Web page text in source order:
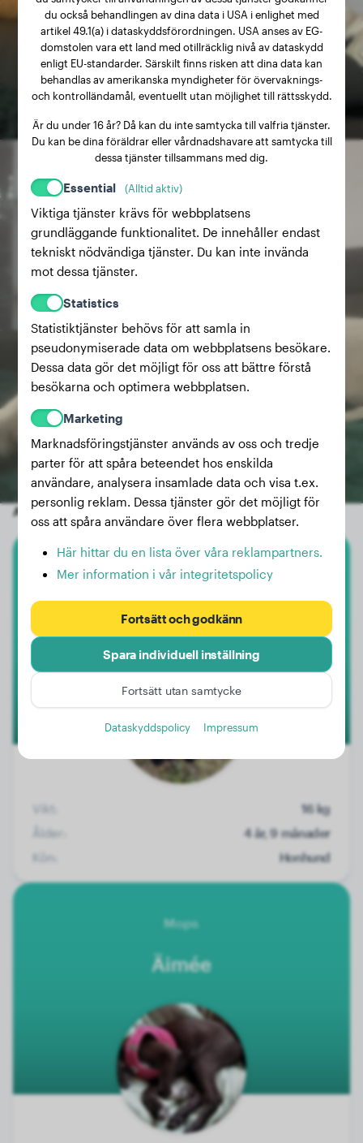
Andra slumpmässiga hundar
Newfoundlandshunden
Chili
Vikt:
16 kg
Ålder:
4 år, 9 månader
Kön:
Honhund
Mops
Äimée
du också behandlingen av dina data i USA i enlighet med
artikel 49.1(a) i dataskyddsförordningen. USA anses av EG-
domstolen vara ett land med otillräcklig nivå av dataskydd
enligt EU-standarder. Särskilt finns risken att dina data kan
behandlas av amerikanska myndigheter för övervaknings-
och kontrolländamål, eventuellt utan möjlighet till rättsskydd.
Är du under 16 år? Då kan du inte samtycka till valfria tjänster.
Du kan be dina föräldrar eller vårdnadshavare att samtycka till
dessa tjänster tillsammans med dig.
Essential (Alltid aktiv)
Viktiga tjänster krävs för webbplatsens
grundläggande funktionalitet. De innehåller endast
tekniskt nödvändiga tjänster. Du kan inte invända
mot dessa tjänster.
Statistics
Statistiktjänster behövs för att samla in
pseudonymiserade data om webbplatsens besökare.
Dessa data gör det möjligt för oss att bättre förstå
besökarna och optimera webbplatsen.
Marketing
Marknadsföringstjänster används av oss och tredje
parter för att spåra beteendet hos enskilda
användare, analysera insamlade data och visa t.ex.
personlig reklam. Dessa tjänster gör det möjligt för
oss att spåra användare över flera webbplatser.
Här hittar du en lista över våra reklampartners.
Mer information i vår integritetspolicy
Fortsätt och godkänn
Spara individuell inställning
Fortsätt utan samtycke
Dataskyddspolicy Impressum